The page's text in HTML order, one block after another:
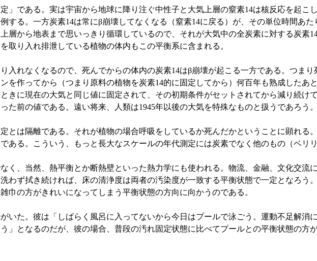
」である。実は宇宙から地球に降り注ぐ中性子と大気上層の窒素14は核反応を起こ
する。一方炭素14は常にβ崩壊してなくなる（窒素14に戻る）が、その単位時間あ
層から地表まで思いっきり循環しているので、それが大気中の全炭素に対する炭素
取り入れ排泄している植物の体内もこの平衡系に含まれる。
入れなくなるので、死んでからの体内の炭素14はβ崩壊が起こる一方である。つま
を作ってから（つまり原料の植物を炭素14的に固定してから）何百年も熟成したあ
きに現在の大気と同じ値に固定されて、その初期条件がセットされてから減り続け
た前の値である。遠い将来、人類は1945年以後の大気を特殊なものと扱うであろう。
とは隔離である。それが植物の場合呼吸をしているか死んだかということに顕れる
ある。こういう、もっと長大なスケールの年代測定には炭素でなく他のもの（ベリ
く、当然、熱平衡とか断熱壁といった熱力学にも使われる。物流、金融、文化交流
わず拭き続ければ、床の清浄度は両者の汚染度が一致する平衡状態で一定となろう
巾の方がきれいになってしまう平衡状態の方向に向かうのである。
いた。彼は「しばらく風呂に入ってないから今日はプールで泳ごう。運動不足解消
」となるのだが、彼の場合、普段の汚れ固定状態に比べてプールとの平衡状態の方